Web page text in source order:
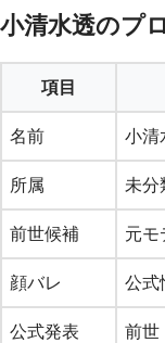
小清水透のプ
項目
名前 小清
所属 未分
前世候補 元モ
顔バレ 公式
公式発表 前世